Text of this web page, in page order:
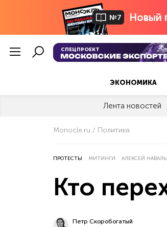
№7 Новый
СПЕЦПРОЕКТ
ЭКОНОМИКА
Лента новостей
Monocle.ru Политика
ПРОТЕСТЫ МИТИНГИ АЛЕКСЕЙ
Кто
Петр Скоробогатый